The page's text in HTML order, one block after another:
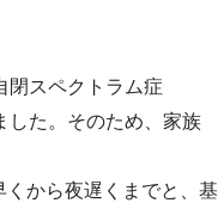
閉スペクトラム症
した。そのため、家族
から夜遅くまでと、基